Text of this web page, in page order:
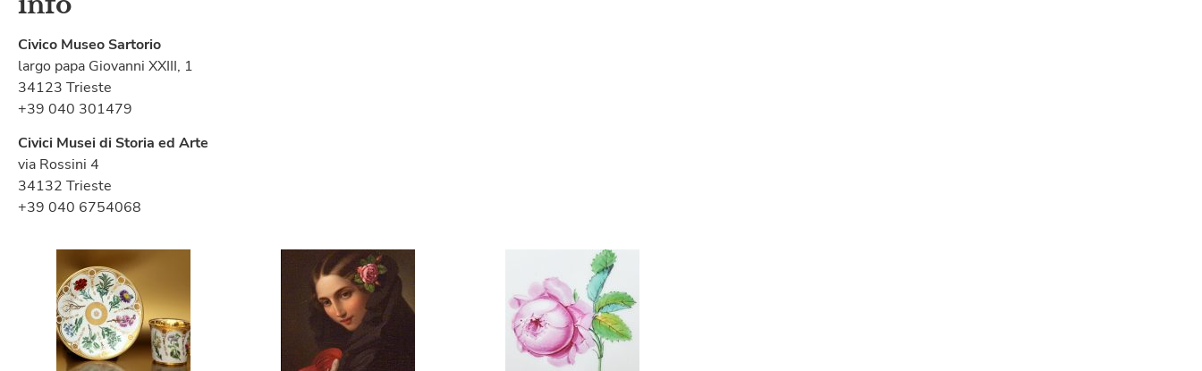
Civico Museo Sartorio
largo papa Giovanni XXIII, 1
34123 Trieste
+39 040 301479
Civici Musei di Storia ed Arte
via Rossini 4
34132 Trieste
+39 040 6754068